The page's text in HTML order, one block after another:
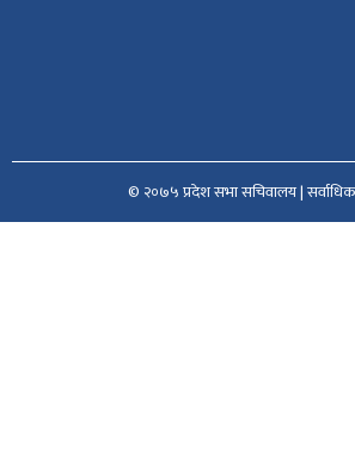
© २०७५ प्रदेश सभा सचिवालय |